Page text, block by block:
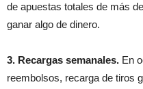
de apuestas totales de más
ganar algo de dinero.
3. Recargas semanales. En
reembolsos, recarga de tiros